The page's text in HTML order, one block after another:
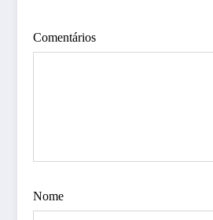
Comentários
Nome